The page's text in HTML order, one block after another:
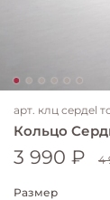
арт. клц сердel
Кольцо
3 990 ₽ 4
Размер